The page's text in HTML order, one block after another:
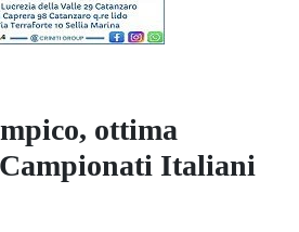
ottima
Italiani